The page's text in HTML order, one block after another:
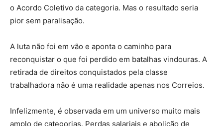
o Acordo Coletivo da categoria. Mas o resultado seria
pior sem paralisação.
A luta não foi em vão e aponta o caminho para
reconquistar o que foi perdido em batalhas vindouras. A
retirada de direitos conquistados pela classe
trabalhadora não é uma realidade apenas nos Correios.
Infelizmente, é observada em um universo muito mais
amplo de categorias. Perdas salariais e abolição de